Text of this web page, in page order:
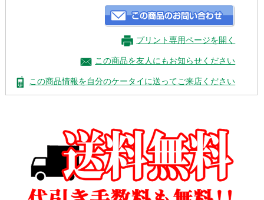
プリント専用ページを開く
この商品を友人にもお知らせください
この商品情報を自分のケータイに送ってご来店ください